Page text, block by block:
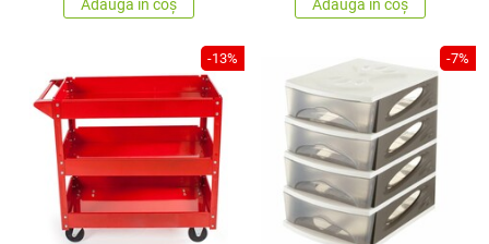
Adaugă în coș Adaugă în coș
-13% -7%